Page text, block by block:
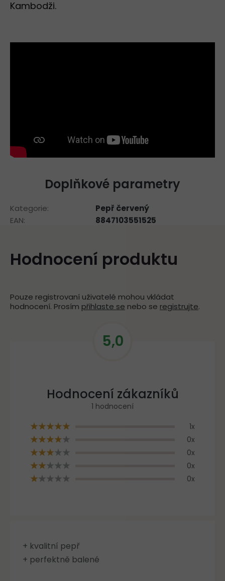
Kambodži.
Doplňkové parametry
Kategorie:
Pepř červený
EAN: 8847103551525
Hodnocení produktu
Pouze registrovaní uživatelé mohou vkládat
hodnocení. Prosím přihlaste se nebo se registrujte.
5,0
hodnocení
produktu
je
1 hodnocení
1x
0x
0x
0x
0x
+ kvalitní pepř
+ perfektně balené